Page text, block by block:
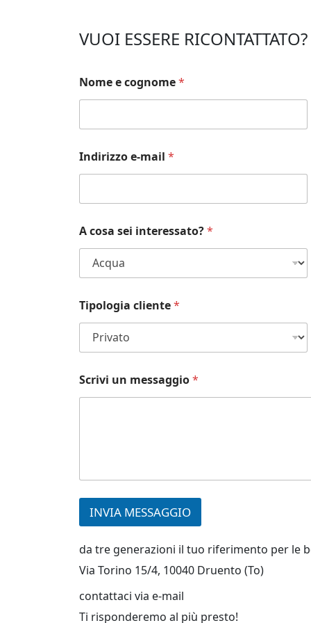
VUOI ESSERE
Nome e cognome*
Indirizzo e-mail *
A cosa sei interessato?*
Tipologia cliente*
Scrivi un messaggio*
INVIA MESSAGGIO
da tre generazioni il tuo riferimento per le
Via Torino 15/4, 10040 Druento (To)
contattaci via e-mail
Ti risponderemo al più presto!